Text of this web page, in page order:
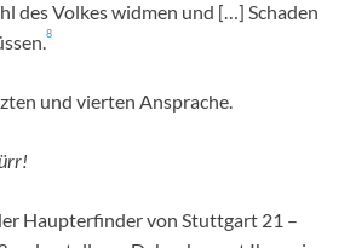
des Volkes widmen und […] Schaden
8
und vierten Ansprache.
Haupterfinder von Stuttgart 21 –